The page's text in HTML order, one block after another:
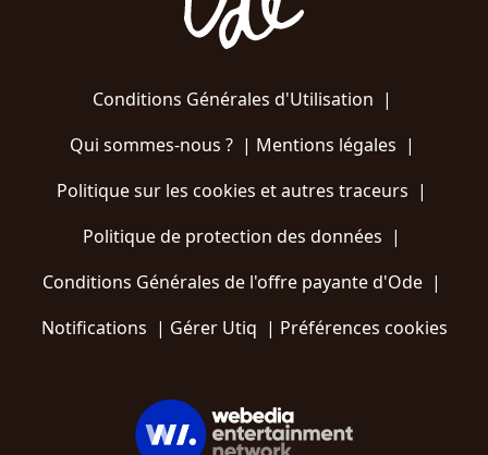
Conditions Générales d'Utilisation |
Qui sommes-nous ?| Mentions légales |
Politique sur les cookies et autres traceurs |
Politique de protection des données |
Conditions Générales de l'offre payante d'Ode |
Notifications | Gérer Utiq | Préférences cookies